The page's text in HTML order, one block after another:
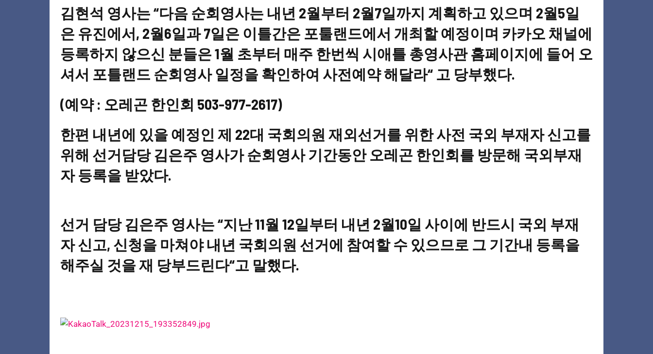
김현석 영사는 “다음 순회영사는 내년 2월부터 2월7일까지 계획하고 있으며 2월5일
은 유진에서, 2월6일과 7일은 이틀간은 포툴랜드에서 개최할 예정이며 카카오 채널에
등록하지 않으신 분들은 1월 초부터 매주 한번씩 시애틀 총영사관 홈페이지에 들어 오
셔서 포틀랜드 순회영사 일정을 확인하여 사전예약 해달라“ 고 당부했다.
(예약 : 오레곤 한인회 503-977-2617)
한편 내년에 있을 예정인 제 22대 국회의원 재외선거를 위한 사전 국외 부재자 신고를
위해 선거담당 김은주 영사가 순회영사 기간동안 오레곤 한인회를 방문해 국외부재
자 등록을 받았다.
선거 담당 김은주 영사는 “지난 11월 12일부터 내년 2월10일 사이에 반드시 국외 부재
자 신고, 신청을 마쳐야 내년 국회의원 선거에 참여할 수 있으므로 그 기간내 등록을
해주실 것을 재 당부드린다“고 말했다.